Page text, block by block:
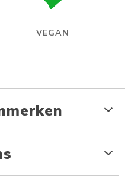
VEGAN